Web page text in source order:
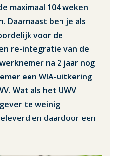
maximaal 104 weken
Daarnaast ben je als
voor de
re-integratie van de
na 2 jaar nog
een WIA-uitkering
Wat als het UWV
te weinig
en daardoor een